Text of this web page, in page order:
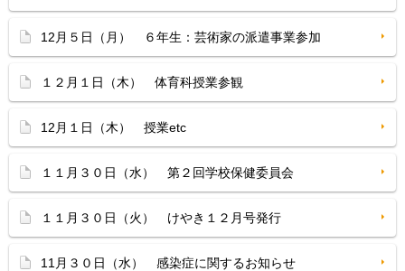
12月５日（月） ６年生：芸術家の派遣事業参加
１２月１日（木） 体育科授業参観
12月１日（木） 授業etc
１１月３０日（水） 第２回学校保健委員会
１１月３０日（火） けやき１２月号発行
11月３０日（水） 感染症に関するお知らせ